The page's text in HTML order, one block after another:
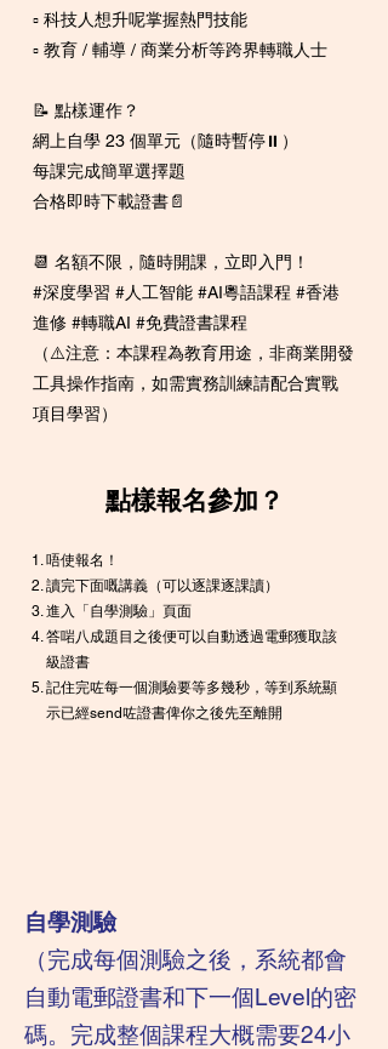
▫️ 科技人想升呢掌握熱門技能
▫️ 教育 / 輔導 / 商業分析等跨界轉職人士
📝 點樣運作？
網上自學 23 個單元（隨時暫停⏸️）
每課完成簡單選擇題
合格即時下載證書📄
📆 名額不限，隨時開課，立即入門！
#深度學習 #人工智能 #AI粵語課程 #香港
進修 #轉職AI #免費證書課程
（⚠️注意：本課程為教育用途，非商業開發
工具操作指南，如需實務訓練請配合實戰
項目學習）
點樣報名參加？
唔使報名！
讀完下面嘅講義（可以逐課逐課讀）
進入「自學測驗」頁面
答啱八成題目之後便可以自動透過電郵獲取該
級證書
記住完咗每一個測驗要等多幾秒，等到系統顯
示已經send咗證書俾你之後先至離開
自學測驗
​（完成每個測驗之後，系統都會
自動電郵證書和下一個Level的密
碼。完成整個課程大概需要24小